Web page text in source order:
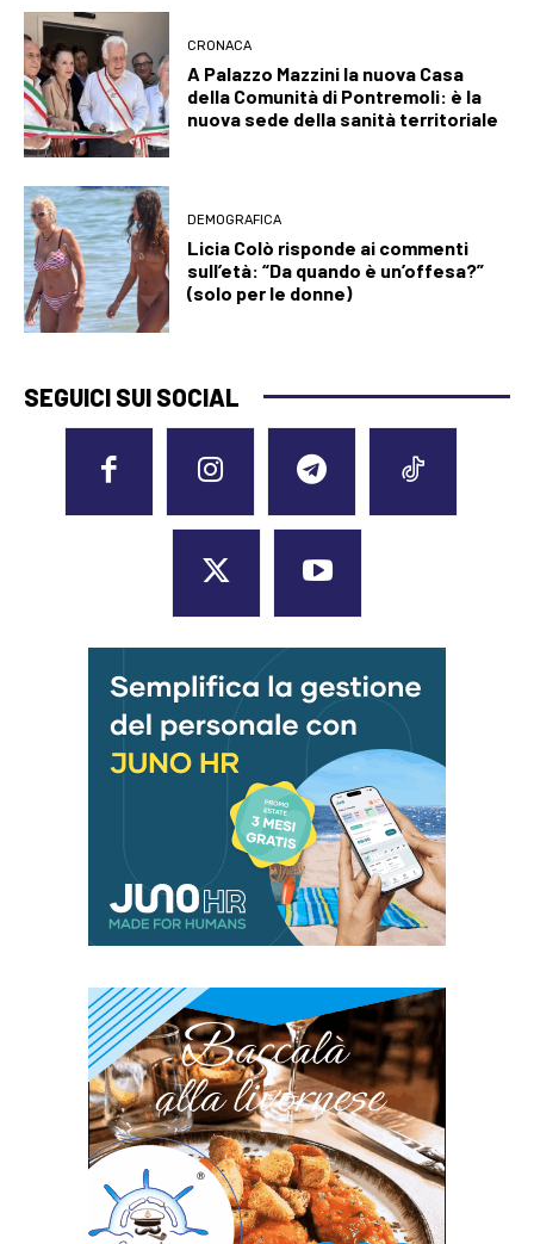
CRONACA
A Palazzo Mazzini la nuova Casa
della Comunità di Pontremoli: è la
nuova sede della sanità territoriale
DEMOGRAFICA
Licia Colò risponde ai commenti
sull’età: “Da quando è un’offesa?”
(solo per le donne)
SEGUICI SUI SOCIAL